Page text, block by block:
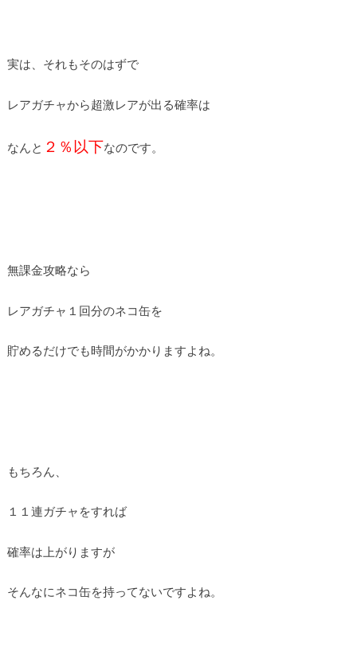
実は、それもそのはずで
レアガチャから超激レアが出る確率は
なんと ２％以下なのです。
無課金攻略なら
レアガチャ１回分のネコ缶を
貯めるだけでも時間がかかりますよね。
もちろん、
１１連ガチャをすれば
確率は上がりますが
そんなにネコ缶を持ってないですよね。